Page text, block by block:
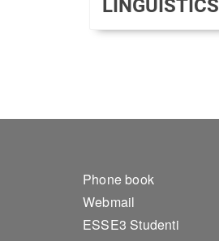
LINGUISTICS
Footer 1
Phone book
Webmail
ESSE3 Studenti